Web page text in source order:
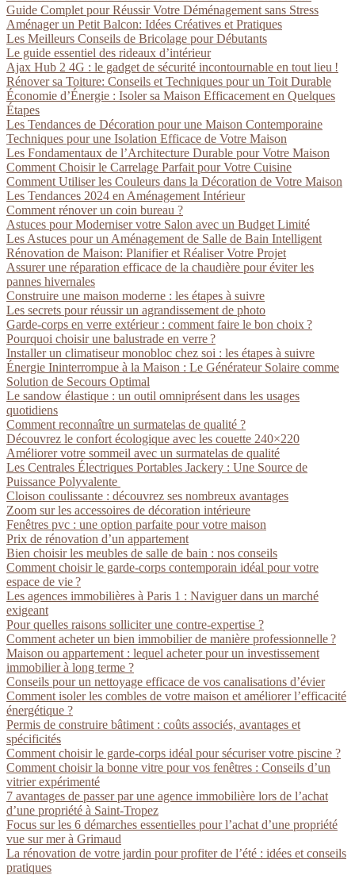
Guide Complet pour Réussir Votre Déménagement sans Stress
Aménager un Petit Balcon: Idées Créatives et Pratiques
Les Meilleurs Conseils de Bricolage pour Débutants
Le guide essentiel des rideaux d’intérieur
Ajax Hub 2 4G : le gadget de sécurité incontournable en tout lieu !
Rénover sa Toiture: Conseils et Techniques pour un Toit Durable
Économie d’Énergie : Isoler sa Maison Efficacement en Quelques
Étapes
Les Tendances de Décoration pour une Maison Contemporaine
Techniques pour une Isolation Efficace de Votre Maison
Les Fondamentaux de l’Architecture Durable pour Votre Maison
Comment Choisir le Carrelage Parfait pour Votre Cuisine
Comment Utiliser les Couleurs dans la Décoration de Votre Maison
Les Tendances 2024 en Aménagement Intérieur
Comment rénover un coin bureau ?
Astuces pour Moderniser votre Salon avec un Budget Limité
Les Astuces pour un Aménagement de Salle de Bain Intelligent
Rénovation de Maison: Planifier et Réaliser Votre Projet
Assurer une réparation efficace de la chaudière pour éviter les
pannes hivernales
Construire une maison moderne : les étapes à suivre
Les secrets pour réussir un agrandissement de photo
Garde-corps en verre extérieur : comment faire le bon choix ?
Pourquoi choisir une balustrade en verre ?
Installer un climatiseur monobloc chez soi : les étapes à suivre
Énergie Ininterrompue à la Maison : Le Générateur Solaire comme
Solution de Secours Optimal
Le sandow élastique : un outil omniprésent dans les usages
quotidiens
Comment reconnaître un surmatelas de qualité ?
Découvrez le confort écologique avec les couette 240×220
Améliorer votre sommeil avec un surmatelas de qualité
Les Centrales Électriques Portables Jackery : Une Source de
Puissance Polyvalente
Cloison coulissante : découvrez ses nombreux avantages
Zoom sur les accessoires de décoration intérieure
Fenêtres pvc : une option parfaite pour votre maison
Prix de rénovation d’un appartement
Bien choisir les meubles de salle de bain : nos conseils
Comment choisir le garde-corps contemporain idéal pour votre
espace de vie ?
Les agences immobilières à Paris 1 : Naviguer dans un marché
exigeant
Pour quelles raisons solliciter une contre-expertise ?
Comment acheter un bien immobilier de manière professionnelle ?
Maison ou appartement : lequel acheter pour un investissement
immobilier à long terme ?
Conseils pour un nettoyage efficace de vos canalisations d’évier
Comment isoler les combles de votre maison et améliorer l’efficacité
énergétique ?
Permis de construire bâtiment : coûts associés, avantages et
spécificités
Comment choisir le garde-corps idéal pour sécuriser votre piscine ?
Comment choisir la bonne vitre pour vos fenêtres : Conseils d’un
vitrier expérimenté
7 avantages de passer par une agence immobilière lors de l’achat
d’une propriété à Saint-Tropez
Focus sur les 6 démarches essentielles pour l’achat d’une propriété
vue sur mer à Grimaud
La rénovation de votre jardin pour profiter de l’été : idées et conseils
pratiques